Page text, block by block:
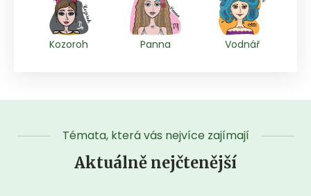
Kozoroh Panna Vodnář
Témata, která vás nejvíce zajímají
Aktuálně nejčtenější